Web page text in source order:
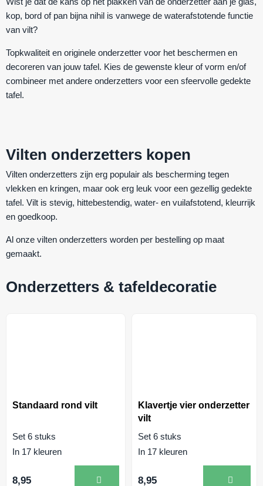
kop, bord of pan bijna nihil is vanwege de waterafstotende functie
van vilt?
Topkwaliteit en originele onderzetter voor het beschermen en
decoreren van jouw tafel. Kies de gewenste kleur of vorm en/of
combineer met andere onderzetters voor een sfeervolle gedekte
tafel.
Vilten onderzetters kopen
Vilten onderzetters zijn erg populair als bescherming tegen
vlekken en kringen, maar ook erg leuk voor een gezellig gedekte
tafel. Vilt is stevig, hittebestendig, water- en vuilafstotend, kleurrijk
en goedkoop.
Al onze vilten onderzetters worden per bestelling op maat
gemaakt.
Onderzetters & tafeldecoratie
Standaard rond vilt
Set 6 stuks
In 17 kleuren
8,95
Klavertje vier onderzetter
vilt
Set 6 stuks
In 17 kleuren
8,95